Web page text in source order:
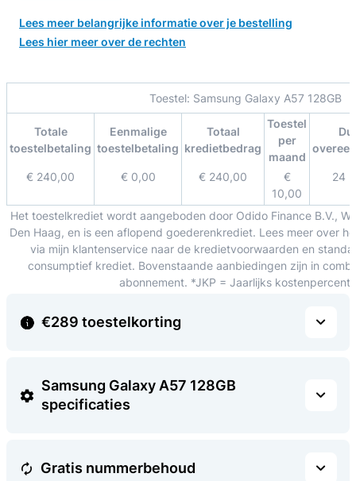
Lees meer belangrijke informatie over je bestelling
Lees hier meer over de rechten
Toestel: Samsung Galaxy A57 128GB
Totale
toestelbetaling
Eenmalige
toestelbetaling
Totaal
kredietbedrag
Toestel
per
maand
€ 240,00 € 0,00 € 240,00
€
10,00
24
Het toestelkrediet wordt aangeboden door Odido Finance B.V.,
Den Haag, en is een aflopend goederenkrediet. Lees meer over
via mijn klantenservice naar de kredietvoorwaarden en
consumptief krediet. Bovenstaande aanbiedingen zijn in
abonnement. *JKP = Jaarlijks
€289 toestelkorting
Samsung Galaxy A57 128GB
specificaties
Gratis nummerbehoud